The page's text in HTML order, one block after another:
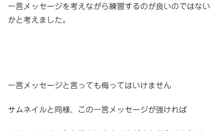
一言メッセージを考えながら練習するのが良いのではない
かと考えました。
一言メッセージと言っても侮ってはいけません
サムネイルと同様、この一言メッセージが強ければ